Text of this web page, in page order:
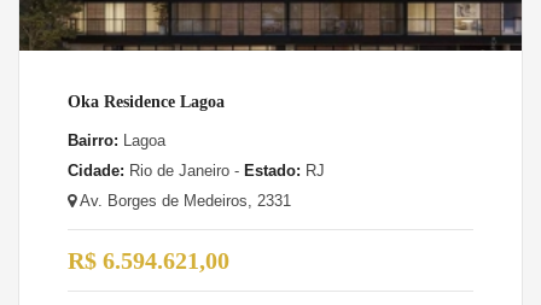
Oka Residence Lagoa
Bairro: Lagoa
Cidade: Rio de Janeiro - Estado: RJ
Av. Borges de Medeiros, 2331
R$ 6.594.621,00